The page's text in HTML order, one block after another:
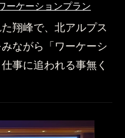
ーケーションプラン
翔峰で、北アルプス
ながら「ワーケーシ
事に追われる事無く